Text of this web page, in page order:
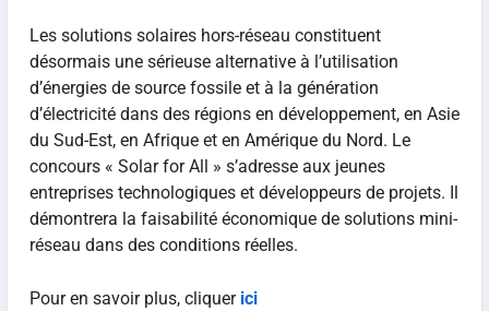
Les solutions solaires hors-réseau constituent
désormais une sérieuse alternative à l’utilisation
d’énergies de source fossile et à la génération
d’électricité dans des régions en développement, en Asie
du Sud-Est, en Afrique et en Amérique du Nord. Le
concours « Solar for All » s’adresse aux jeunes
entreprises technologiques et développeurs de projets. Il
démontrera la faisabilité économique de solutions mini-
réseau dans des conditions réelles.
Pour en savoir plus, cliquer ici